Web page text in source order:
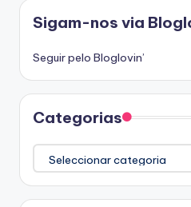
Sigam-nos via
Seguir pelo Bloglovin’
Categorias
Categorias